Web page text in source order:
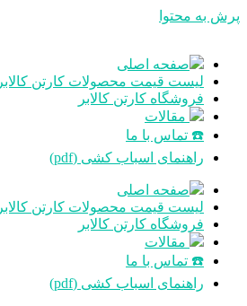
پرش به محتوا
صفحه اصلی
لیست قیمت محصولات کارتن کالابر
فروشگاه کارتن کالابر
مقالات
☎️ تماس با ما
راهنمای اسباب کشی (pdf)
صفحه اصلی
لیست قیمت محصولات کارتن کالابر
فروشگاه کارتن کالابر
مقالات
☎️ تماس با ما
راهنمای اسباب کشی (pdf)